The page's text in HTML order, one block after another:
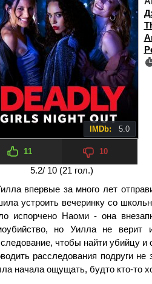
IMDb: 5.0
11 10
5.2/ 10 (21 гол.)
впервые за много лет
устроить вечеринку со
испорчено Наоми - она
но Уилла не верит
чтобы найти убийцу и
расследования подруги
начала ощущать, будто кто-то